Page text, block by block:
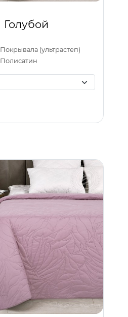
Голубой
Покрывала (ультрастеп)
Полисатин